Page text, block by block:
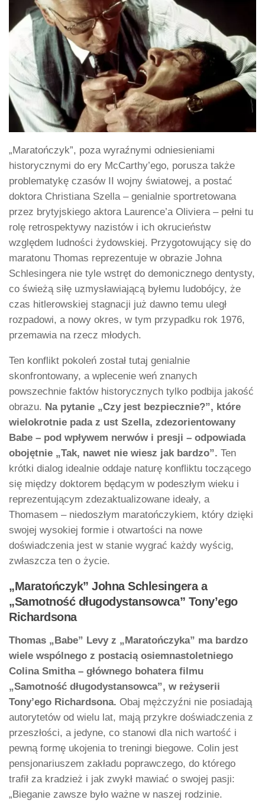
„Maratończyk”, poza wyraźnymi odniesieniami
historycznymi do ery McCarthy’ego, porusza także
problematykę czasów II wojny światowej, a postać
doktora Christiana Szella – genialnie sportretowana
przez brytyjskiego aktora Laurence’a Oliviera – pełni tu
rolę retrospektywy nazistów i ich okrucieństw
względem ludności żydowskiej. Przygotowujący się do
maratonu Thomas reprezentuje w obrazie Johna
Schlesingera nie tyle wstręt do demonicznego dentysty,
co świeżą siłę uzmysławiającą byłemu ludobójcy, że
czas hitlerowskiej stagnacji już dawno temu uległ
rozpadowi, a nowy okres, w tym przypadku rok 1976,
przemawia na rzecz młodych.
Ten konflikt pokoleń został tutaj genialnie
skonfrontowany, a wplecenie weń znanych
powszechnie faktów historycznych tylko podbija jakość
obrazu. Na pytanie „Czy jest bezpiecznie?”, które
wielokrotnie pada z ust Szella, zdezorientowany
Babe – pod wpływem nerwów i presji – odpowiada
obojętnie „Tak, nawet nie wiesz jak bardzo”. Ten
krótki dialog idealnie oddaje naturę konfliktu toczącego
się między doktorem będącym w podeszłym wieku i
reprezentującym zdezaktualizowane ideały, a
Thomasem – niedoszłym maratończykiem, który dzięki
swojej wysokiej formie i otwartości na nowe
doświadczenia jest w stanie wygrać każdy wyścig,
zwłaszcza ten o życie.
„Maratończyk” Johna Schlesingera a
„Samotność długodystansowca” Tony’ego
Richardsona
Thomas „Babe” Levy z „Maratończyka” ma bardzo
wiele wspólnego z postacią osiemnastoletniego
Colina Smitha – głównego bohatera filmu
„Samotność długodystansowca”, w reżyserii
Tony’ego Richardsona. Obaj mężczyźni nie posiadają
autorytetów od wielu lat, mają przykre doświadczenia z
przeszłości, a jedyne, co stanowi dla nich wartość i
pewną formę ukojenia to treningi biegowe. Colin jest
pensjonariuszem zakładu poprawczego, do którego
trafił za kradzież i jak zwykł mawiać o swojej pasji:
„Bieganie zawsze było ważne w naszej rodzinie.